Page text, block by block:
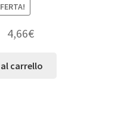
4,66€
carrello